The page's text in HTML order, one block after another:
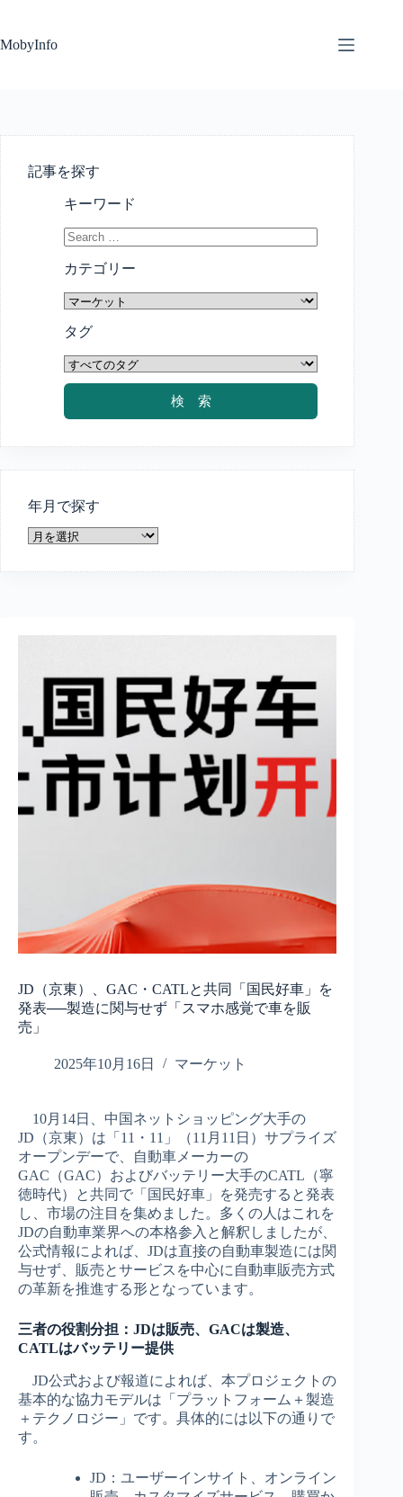
テ
キ
ッ
プ
MobyInfo
JD（京東）、GAC・CATLと共同「国民好車」を
発表──製造に関与せず「スマホ感覚で車を販
売」
2025年10月16日 マーケット
10月14日、中国ネットショッピング大手の
JD（京東）は「11・11」（11月11日）サプライズ
オープンデーで、自動車メーカーの
GAC（GAC）およびバッテリー大手のCATL（寧
徳時代）と共同で「国民好車」を発売すると発表
し、市場の注目を集めました。多くの人はこれを
JDの自動車業界への本格参入と解釈しましたが、
公式情報によれば、JDは直接の自動車製造には関
与せず、販売とサービスを中心に自動車販売方式
の革新を推進する形となっています。
三者の役割分担：JDは販売、GACは製造、
CATLはバッテリー提供
JD公式および報道によれば、本プロジェクトの
基本的な協力モデルは「プラットフォーム＋製造
＋テクノロジー」です。具体的には以下の通りで
す。
JD：ユーザーインサイト、オンライン
記事を探す
キーワード
カテゴリー
タグ
年月で探す
年
で